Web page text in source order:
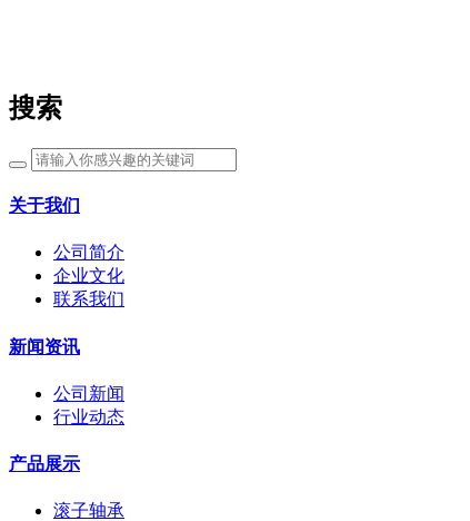
搜索
关于我们
公司简介
企业文化
联系我们
新闻资讯
公司新闻
行业动态
产品展示
滚子轴承